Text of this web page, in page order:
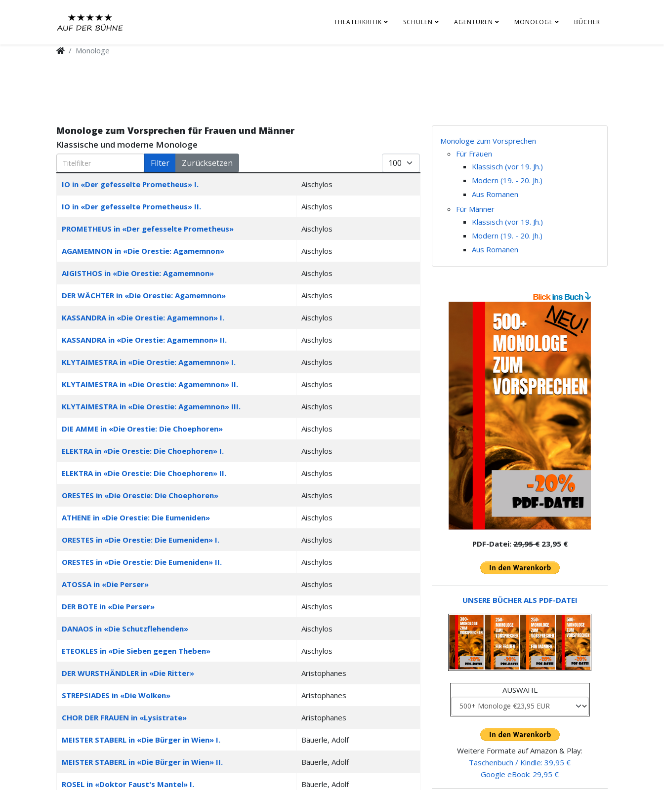
THEATERKRITIK SCHULEN AGENTUREN MONOLOGE BÜCHER
Monologe
Monologe zum Vorsprechen für Frauen und Männer
Klassische und moderne Monologe
Titelfilter Filter Zurücksetzen
Anzeige #
Stück Inszenierung
IO in «Der gefesselte Prometheus» I. Aischylos
IO in «Der gefesselte Prometheus» II. Aischylos
PROMETHEUS in «Der gefesselte Prometheus» Aischylos
AGAMEMNON in «Die Orestie: Agamemnon» Aischylos
AIGISTHOS in «Die Orestie: Agamemnon» Aischylos
DER WÄCHTER in «Die Orestie: Agamemnon» Aischylos
KASSANDRA in «Die Orestie: Agamemnon» I. Aischylos
KASSANDRA in «Die Orestie: Agamemnon» II. Aischylos
KLYTAIMESTRA in «Die Orestie: Agamemnon» I. Aischylos
KLYTAIMESTRA in «Die Orestie: Agamemnon» II. Aischylos
KLYTAIMESTRA in «Die Orestie: Agamemnon» III. Aischylos
DIE AMME in «Die Orestie: Die Choephoren» Aischylos
ELEKTRA in «Die Orestie: Die Choephoren» I. Aischylos
ELEKTRA in «Die Orestie: Die Choephoren» II. Aischylos
ORESTES in «Die Orestie: Die Choephoren» Aischylos
ATHENE in «Die Orestie: Die Eumeniden» Aischylos
ORESTES in «Die Orestie: Die Eumeniden» I. Aischylos
ORESTES in «Die Orestie: Die Eumeniden» II. Aischylos
ATOSSA in «Die Perser» Aischylos
DER BOTE in «Die Perser» Aischylos
DANAOS in «Die Schutzflehenden» Aischylos
ETEOKLES in «Die Sieben gegen Theben» Aischylos
DER WURSTHÄNDLER in «Die Ritter» Aristophanes
STREPSIADES in «Die Wolken» Aristophanes
CHOR DER FRAUEN in «Lysistrate» Aristophanes
MEISTER STABERL in «Die Bürger in Wien» I. Bäuerle, Adolf
MEISTER STABERL in «Die Bürger in Wien» II. Bäuerle, Adolf
ROSEL in «Doktor Faust's Mantel» I. Bäuerle, Adolf
Monologe zum Vorsprechen
Für Frauen
Klassisch (vor 19. Jh.)
Modern (19. - 20. Jh.)
Aus Romanen
Für Männer
Klassisch (vor 19. Jh.)
Modern (19. - 20. Jh.)
Aus Romanen
PDF-Datei:29,95 €23,95 €
UNSERE BÜCHER ALS PDF-DATEI
AUSWAHL
Weitere Formate auf Amazon & Play:
Taschenbuch / Kindle: 39,95 €
Google eBook: 29,95 €